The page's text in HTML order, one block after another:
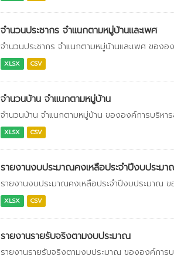
จำนวนประชากร จำแนกตามหมู่บ้านและเพศ
จำนวนประชากร จำแนกตามหมู่บ้านและเพศ ของ
XLSX CSV
จำนวนบ้าน จำแนกตามหมู่บ้าน
จำนวนบ้าน จำแนกตามหมู่บ้าน ขององค์การบริหา
XLSX CSV
รายงานงบประมาณคงเหลือประจำปีงบประม
รายงานงบประมาณคงเหลือประจำปีงบประมาณ
XLSX CSV
รายงานรายรับจริงตามงบประมาณ
รายงานรายรับจริงตามงบประมาณ ขององค์การ